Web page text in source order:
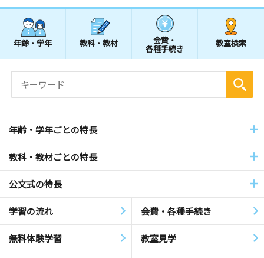
年齢・学年 教科・教材 会費・
各種手続き
教室検索
年齢・学年ごとの特長
教科・教材ごとの特長
公文式の特長
学習の流れ 会費・各種手続き
無料体験学習 教室見学